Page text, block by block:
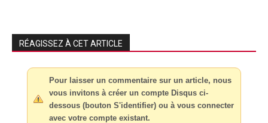
RÉAGISSEZ À CET ARTICLE
Pour laisser un commentaire sur un article, nous
vous invitons à créer un compte Disqus ci-
dessous (bouton S'identifier) ou à vous connecter
avec votre compte existant.